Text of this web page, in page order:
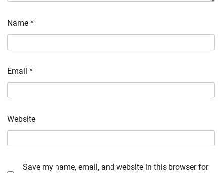
Name *
Email *
Website
Save my name, email, and website in this browser for